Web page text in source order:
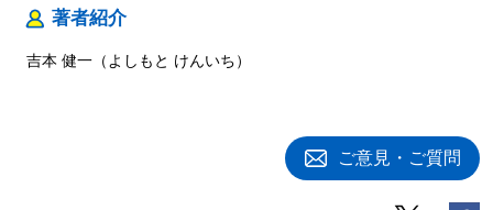
著者紹介
吉本 健一（よしもと けんいち）
ご意見・ご質問